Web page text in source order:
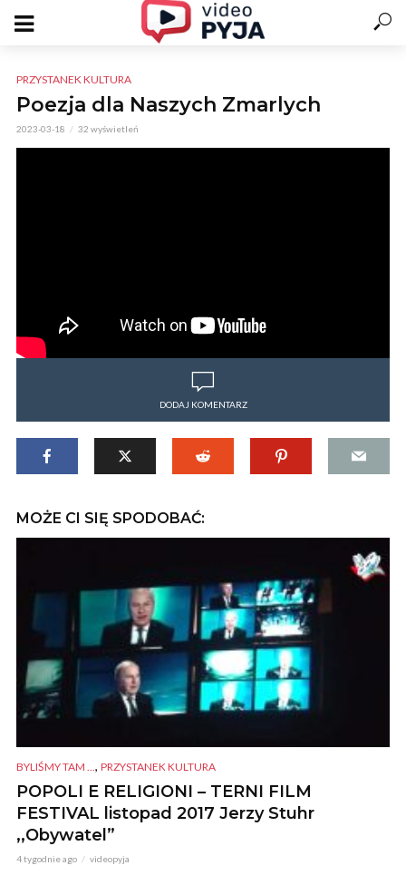
PRZYSTANEK KULTURA
Poezja dla Naszych Zmarlych
2023-03-18 32 wyświetleń
DODAJ KOMENTARZ
MOŻE CI SIĘ SPODOBAĆ:
BYLIŚMY TAM ..., PRZYSTANEK KULTURA
POPOLI E RELIGIONI – TERNI FILM
FESTIVAL listopad 2017 Jerzy Stuhr
,,Obywatel”
4 tygodnie ago videopyja